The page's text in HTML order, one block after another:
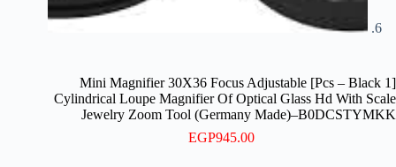
[1 Pcs – Black] Mini Magnifier 30X36 Focus Adjustable
Cylindrical Loupe Magnifier Of Optical Glass Hd With Scale
Jewelry Zoom Tool (Germany Made)–B0DCSTYMKK
EGP945.00